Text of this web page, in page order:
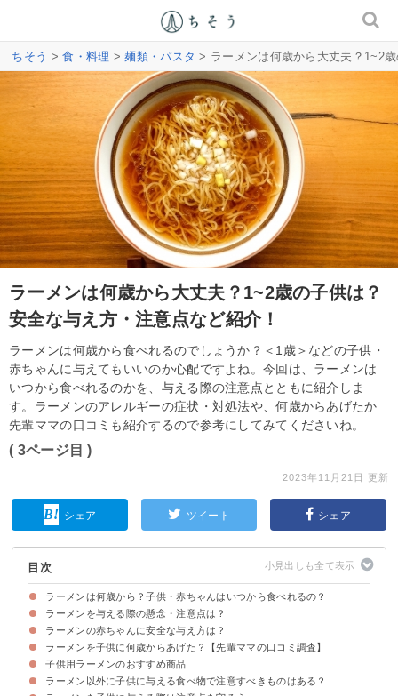
ちそう >食・料理 >麺類・パスタ > ラーメンは何歳から大丈夫？1~2
ラーメンは何歳から大丈夫？1~2歳の子供は？
安全な与え方・注意点など紹介！
ラーメンは何歳から食べれるのでしょうか？＜1歳＞などの子供・
赤ちゃんに与えてもいいのか心配ですよね。今回は、ラーメンは
いつから食べれるのかを、与える際の注意点とともに紹介しま
す。ラーメンのアレルギーの症状・対処法や、何歳からあげたか
先輩ママの口コミも紹介するので参考にしてみてくださいね。
( 3ページ目 )
2023年11月21日 更新
シェア ツイート シェア
目次
ラーメンは何歳から？子供・赤ちゃんはいつから食べれるの？
ラーメンは1歳~1歳半頃が与える時期の目安
ラーメンを与える際の懸念・注意点は？
①塩分・脂質や食品添加物
②スープ・麺の温度
③アレルギー
ラーメンの赤ちゃんに安全な与え方は？
①まずは少量で様子を見る
②与える量・頻度に注意する
③病院にいけるような状況にしておくと安心
ラーメンを子供に何歳からあげた？【先輩ママの口コミ調査】
子供用ラーメンのおすすめ商品
①アンパンマンらーめんカップ しょうゆ味 15個入り（1,740円）
②COCONICOラーメン3食セット（2,500円）
ラーメン以外に子供に与える食べ物で注意すべきものはある？